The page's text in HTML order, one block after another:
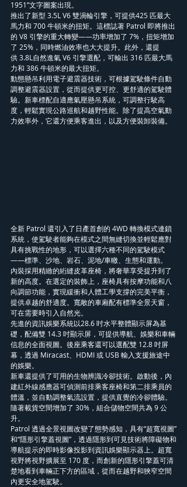
1951”文字圖案出現。
推出了新型 3.5L V6 雙渦輪引擎，可提供425 匹最大
馬力和 700 牛頓米的扭矩。這標誌著 Patrol 即將推出
的 V8 引擎的重大轉變——功率增加了 7%，扭矩增加
了 25%，同時燃油效率也大大提升。此外，還提
供 3.8L自然進氣 V6 引擎選配，可輸出 316 匹最大馬
力和 386 牛頓米的最大扭矩。
動態懸吊利用電子避震器技術，可根據駕駛條件自動
調整避震器設置，從而提供更可控、更舒適的駕駛體
驗。新車標配自適應氣壓懸吊系統，可調整行駛高
度，輕鬆實現公路巡航和越野性能。除了提高空氣動
力效率外，它還方便乘客進出，以及方便裝卸裝備。
全新 Patrol 還引入了日產首創的 4WD 轉換模式連鎖
系統，使駕駛者能夠在模式之間無縫切換並輕鬆應對
具有挑戰性的地形，可以選擇六種不同的駕駛模式
——標準、沙地、岩石、泥地/車轍、生態和運動。
內裝採用精緻的絎縫皮革座椅，將奢華享受提升到了
新的高度。在選定的裝飾上，座椅具有按摩功能和八
向調節功能，實現緩衝和人體工學支撐的完美平衡，
提供卓越的舒適度。寬敞的車廂配有標準全景天窗，
可在需要時引入自然光。
先進的資訊娛樂系統以28.6 吋水平整體顯示屏為基
礎，配備雙 14.3 吋顯示屏，可提供導航、娛樂和車輛
信息的全面視圖。後座乘客還可以選配雙 12.8 吋屏
幕，透過 Miracast、HDMI 或 USB 輸入支援旅途中
的娛樂。
新車還提供了可用的生物辨識冷卻技術。啟動後，內
建紅外線感應器可偵測前排乘客座椅和第二排乘員的
體溫，並自動調整氣流設置，提供直覺的冷卻體驗。
隨著載貨空間增加了 30%，組合儲物空間共為 9 公
升。
Patrol 透過全景視圖改變了態勢感知，具有“超寬視圖”
和“隱形引擎蓋視圖”，透過隱形到可見技術將障礙物和
導航提示的即時影像投影到資訊娛樂顯示器上。超寬
視野將視野擴展至 170 度，而創新的隱形引擎蓋可清
楚地看到車輛正下方的區域，從而在越野和狹窄空間
內更安全地駕駛。